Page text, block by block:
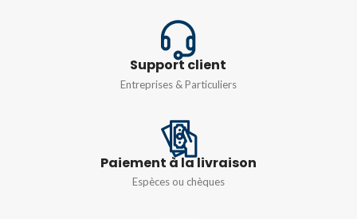
FRÉQUENCE
Support client
Entreprises & Particuliers
Paiement à la livraison
Espèces ou chèques